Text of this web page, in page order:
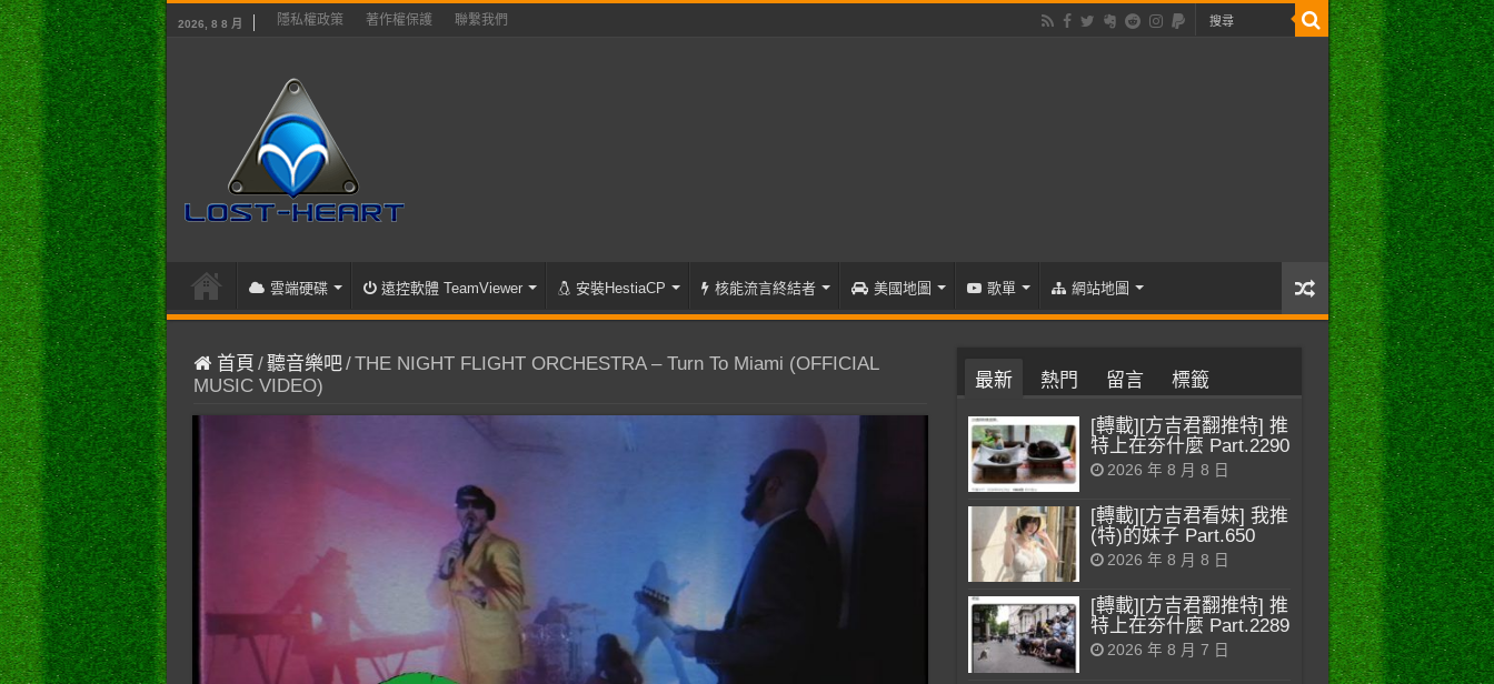
2026, 8 8 月 隱私權政策 著作權保護 聯繫我們
雲端硬碟 遠控軟體 TeamViewer 安裝HestiaCP 核能流言終結者 美國地圖 歌單 網站地圖
首頁 /聽音樂吧/THE NIGHT FLIGHT ORCHESTRA – Turn To Miami (OFFICIAL
MUSIC VIDEO)
最新 熱門 留言 標籤
[轉載][方吉君翻推特] 推
特上在夯什麼 Part.2290
2026 年 8 月 8 日
[轉載][方吉君看妹] 我推
(特)的妹子 Part.650
2026 年 8 月 8 日
[轉載][方吉君翻推特] 推
特上在夯什麼 Part.2289
2026 年 8 月 7 日